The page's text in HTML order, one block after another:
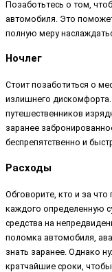
Позаботьтесь о том,
автомобиля. Это
полную меру
Ночлег
Стоит позаботиться о
излишнего
путешественников
заранее
беспрепятственно и
Расходы
Обговорите, кто и за что
каждого определенную
средства на
поломка автомобиля,
знать заранее. Однако
кратчайшие сроки,